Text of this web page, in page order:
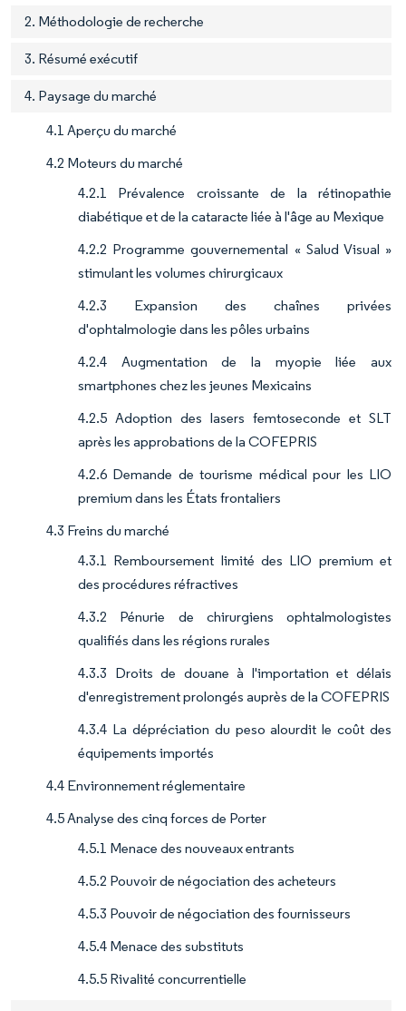
2. Méthodologie de recherche
3. Résumé exécutif
4. Paysage du marché
4.1 Aperçu du marché
4.2 Moteurs du marché
4.2.1 Prévalence croissante de la rétinopathie
diabétique et de la cataracte liée à l'âge au Mexique
4.2.2 Programme gouvernemental « Salud Visual »
stimulant les volumes chirurgicaux
4.2.3 Expansion des chaînes privées
d'ophtalmologie dans les pôles urbains
4.2.4 Augmentation de la myopie liée aux
smartphones chez les jeunes Mexicains
4.2.5 Adoption des lasers femtoseconde et SLT
après les approbations de la COFEPRIS
4.2.6 Demande de tourisme médical pour les LIO
premium dans les États frontaliers
4.3 Freins du marché
4.3.1 Remboursement limité des LIO premium et
des procédures réfractives
4.3.2 Pénurie de chirurgiens ophtalmologistes
qualifiés dans les régions rurales
4.3.3 Droits de douane à l'importation et délais
d'enregistrement prolongés auprès de la COFEPRIS
4.3.4 La dépréciation du peso alourdit le coût des
équipements importés
4.4 Environnement réglementaire
4.5 Analyse des cinq forces de Porter
4.5.1 Menace des nouveaux entrants
4.5.2 Pouvoir de négociation des acheteurs
4.5.3 Pouvoir de négociation des fournisseurs
4.5.4 Menace des substituts
4.5.5 Rivalité concurrentielle